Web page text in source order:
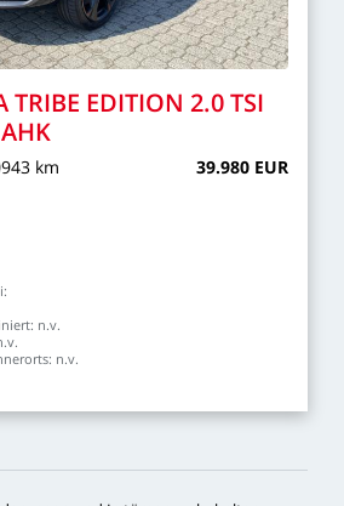
TRIBE EDITION 2.0TSI
AHK
km 39.980 EUR
n.v.
n.v.